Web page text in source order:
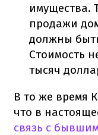
имущества.
продажи
должны
Стоимость
тысяч
В то же время
что в
связь с